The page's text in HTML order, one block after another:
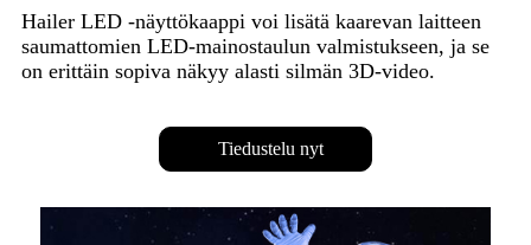
Hailer LED -näyttökaappi voi lisätä kaarevan laitteen
saumattomien LED-mainostaulun valmistukseen, ja se
on erittäin sopiva näkyy alasti silmän 3D-video.
Tiedustelu nyt